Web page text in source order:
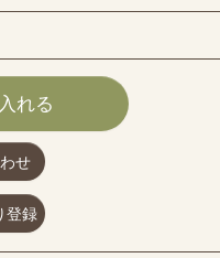
れる
せ
登録